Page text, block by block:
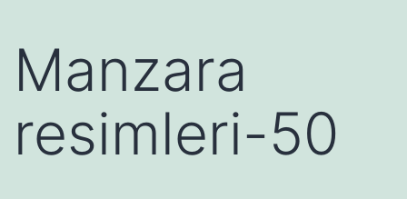
Manzara
resimleri-50